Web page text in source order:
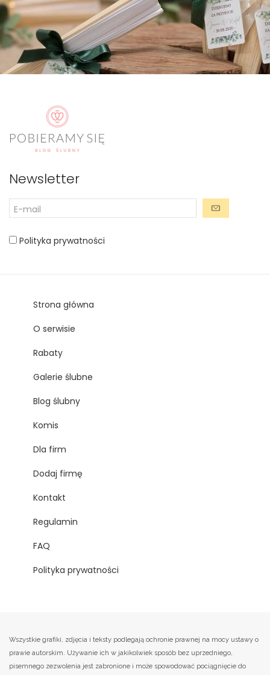
Newsletter
Polityka prywatności
Strona główna
O serwisie
Rabaty
Galerie ślubne
Blog ślubny
Komis
Dla firm
Dodaj firmę
Kontakt
Regulamin
FAQ
Polityka prywatności
Wszystkie grafiki, zdjęcia i teksty podlegają ochronie prawnej na mocy ustawy o
prawie autorskim. Używanie ich w jakikolwiek sposób bez uprzedniego,
pisemnego zezwolenia jest zabronione i może spowodować pociągnięcie do